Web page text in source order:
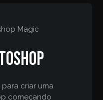
Magic
criar uma
começando